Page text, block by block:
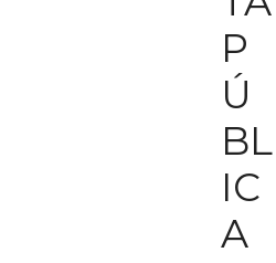
P
Ú
BL
IC
A